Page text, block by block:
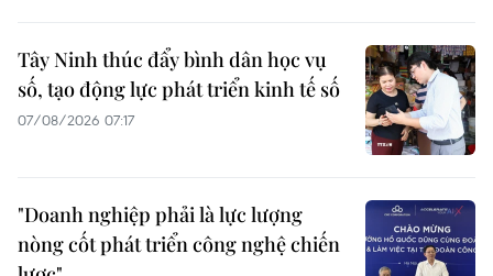
Tây Ninh thúc đẩy bình dân học vụ
số, tạo động lực phát triển kinh tế số
07/08/2026 07:17
"Doanh nghiệp phải là lực lượng
nòng cốt phát triển công nghệ chiến